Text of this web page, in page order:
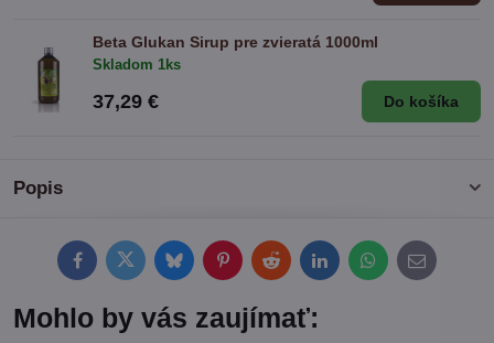
Popis
FacebookTwitterBlueskyPinterestRedditLinkedInWhatsApp
E-
mail
Beta Glukan Sirup pre zvieratá 1000ml
Skladom 1ks
37,29 € Do košíka
Mohlo by vás zaujímať: